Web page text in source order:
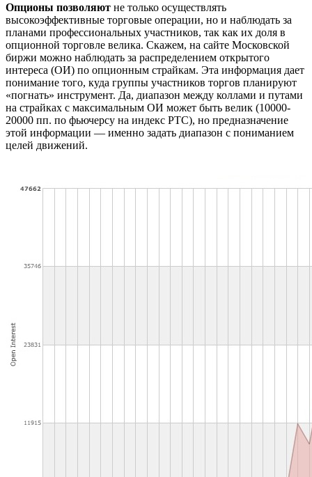
Опционы позволяют не только осуществлять
высокоэффективные торговые операции, но и наблюдать за
планами профессиональных участников, так как их доля в
опционной торговле велика. Скажем, на сайте Московской
биржи можно наблюдать за распределением открытого
интереса (ОИ) по опционным страйкам. Эта информация дает
понимание того, куда группы участников торгов планируют
«погнать» инструмент. Да, диапазон между коллами и путами
на страйках с максимальным ОИ может быть велик (10000-
20000 пп. по фьючерсу на индекс РТС), но предназначение
этой информации — именно задать диапазон с пониманием
целей движений.